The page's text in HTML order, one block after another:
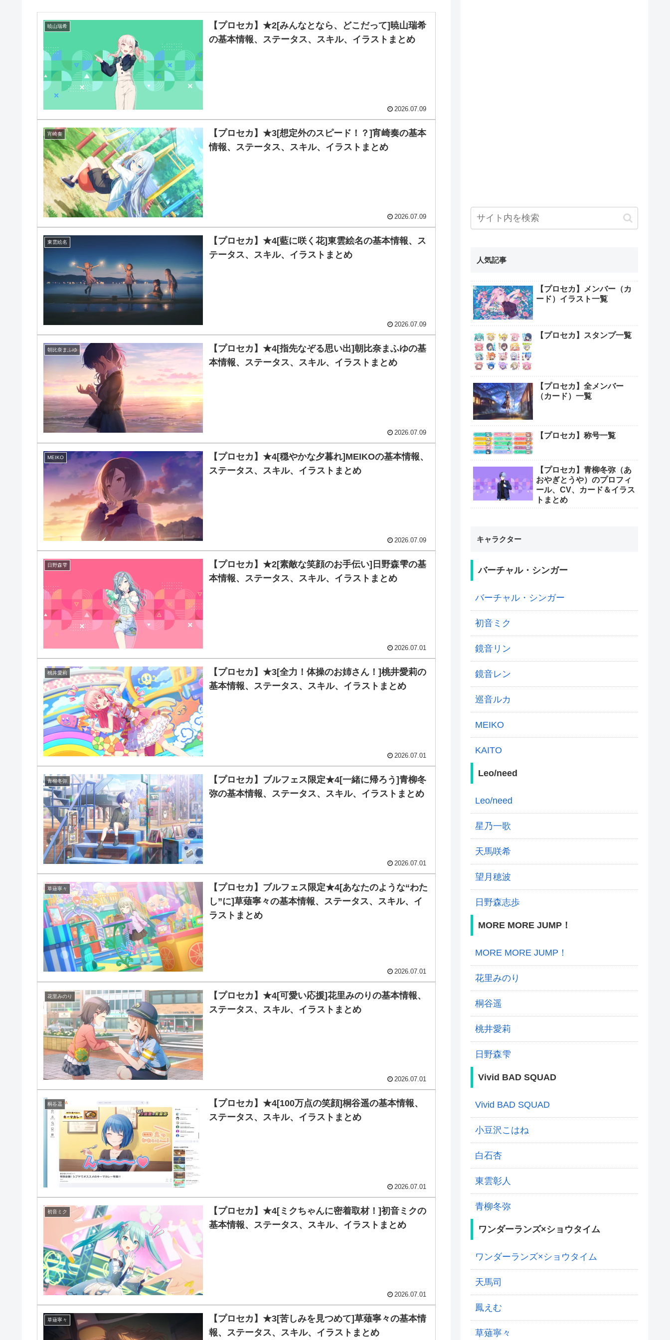
暁山瑞希
【プロセカ】★2[みんなとなら、どこだって]暁山瑞希
の基本情報、ステータス、スキル、イラストまとめ
2026.07.09
宵崎奏
【プロセカ】★3[想定外のスピード！？]宵崎奏の基本
情報、ステータス、スキル、イラストまとめ
2026.07.09
東雲絵名
【プロセカ】★4[藍に咲く花]東雲絵名の基本情報、ス
テータス、スキル、イラストまとめ
2026.07.09
朝比奈まふゆ
【プロセカ】★4[指先なぞる思い出]朝比奈まふゆの基
本情報、ステータス、スキル、イラストまとめ
2026.07.09
MEIKO
【プロセカ】★4[穏やかな夕暮れ]MEIKOの基本情報、
ステータス、スキル、イラストまとめ
2026.07.09
日野森雫
【プロセカ】★2[素敵な笑顔のお手伝い]日野森雫の基
本情報、ステータス、スキル、イラストまとめ
2026.07.01
桃井愛莉
【プロセカ】★3[全力！体操のお姉さん！]桃井愛莉の
基本情報、ステータス、スキル、イラストまとめ
2026.07.01
青柳冬弥
【プロセカ】ブルフェス限定★4[一緒に帰ろう]青柳冬
弥の基本情報、ステータス、スキル、イラストまとめ
2026.07.01
草薙寧々
【プロセカ】ブルフェス限定★4[あなたのような“わた
し”に]草薙寧々の基本情報、ステータス、スキル、イ
ラストまとめ
2026.07.01
花里みのり
【プロセカ】★4[可愛い応援]花里みのりの基本情報、
ステータス、スキル、イラストまとめ
2026.07.01
桐谷遥
【プロセカ】★4[100万点の笑顔]桐谷遥の基本情報、
ステータス、スキル、イラストまとめ
2026.07.01
初音ミク
【プロセカ】★4[ミクちゃんに密着取材！]初音ミクの
基本情報、ステータス、スキル、イラストまとめ
2026.07.01
草薙寧々
【プロセカ】★3[苦しみを見つめて]草薙寧々の基本情
報、ステータス、スキル、イラストまとめ
人気記事
【プロセカ】メンバー（カ
ード）イラスト一覧
【プロセカ】スタンプ一覧
【プロセカ】全メンバー
（カード）一覧
【プロセカ】称号一覧
【プロセカ】青柳冬弥（あ
おやぎとうや）のプロフィ
ール、CV、カード＆イラス
トまとめ
キャラクター
バーチャル・シンガー
バーチャル・シンガー
初音ミク
鏡音リン
鏡音レン
巡音ルカ
MEIKO
KAITO
Leo/need
Leo/need
星乃一歌
天馬咲希
望月穂波
日野森志歩
MORE MORE JUMP！
MORE MORE JUMP！
花里みのり
桐谷遥
桃井愛莉
日野森雫
Vivid BAD SQUAD
Vivid BAD SQUAD
小豆沢こはね
白石杏
東雲彰人
青柳冬弥
ワンダーランズ×ショウタイム
ワンダーランズ×ショウタイム
天馬司
鳳えむ
草薙寧々